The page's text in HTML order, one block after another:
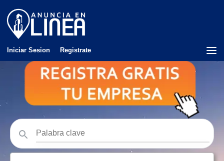
Iniciar Sesion Registrate